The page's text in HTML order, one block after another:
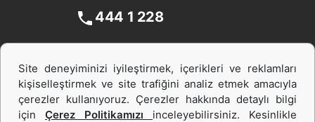
444 1 228
Site deneyiminizi iyileştirmek, içerikleri ve reklamları
kişiselleştirmek ve site trafiğini analiz etmek amacıyla
çerezler kullanıyoruz. Çerezler hakkında detaylı bilgi
için Çerez Politikamızı inceleyebilirsiniz. Kesinlikle